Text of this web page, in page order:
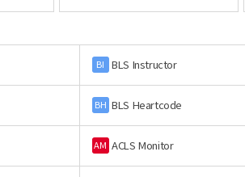
BI BLS Instructor
BH BLS Heartcode
AM ACLS Monitor